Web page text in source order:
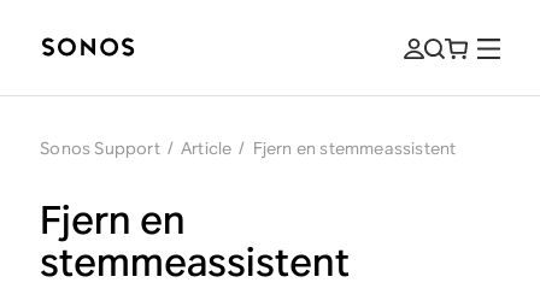
Sonos Support / Article / Fjern en stemmeassistent
Fjern en
stemmeassistent